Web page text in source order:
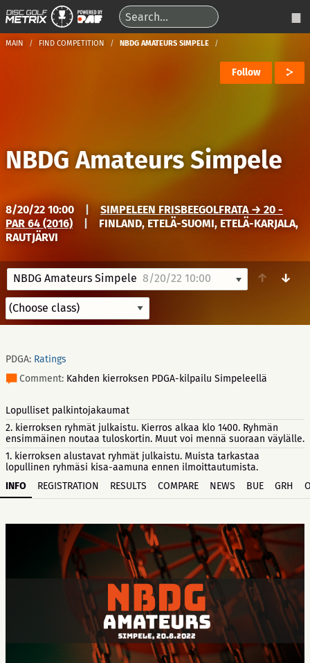
MAIN FIND COMPETITION NBDG AMATEURS SIMPELE
Follow
NBDG Amateurs Simpele
8/20/22 10:00
SIMPELEEN FRISBEEGOLFRATA → 20 -
PAR 64 (2016)
FINLAND, ETELÄ-SUOMI, ETELÄ-KARJALA,
RAUTJÄRVI
NBDG Amateurs Simpele 8/20/22 10:00 ↑ ↓
PDGA: Ratings
Comment: Kahden kierroksen PDGA-kilpailu Simpeleellä
Lopulliset palkintojakaumat
2. kierroksen ryhmät julkaistu. Kierros alkaa klo 1400. Ryhmän
ensimmäinen noutaa tuloskortin. Muut voi mennä suoraan väylälle.
1. kierroksen alustavat ryhmät julkaistu. Muista tarkastaa
lopullinen ryhmäsi kisa-aamuna ennen ilmoittautumista.
INFO
REGISTRATION RESULTS COMPARE NEWS BUE GRH